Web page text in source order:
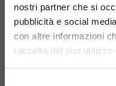
nostri partner che si
pubblicità e social
con altre informazioni
raccolto dal suo utilizzo
Scegli il
lingua per